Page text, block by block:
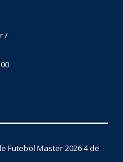
/
Futebol Master 20264 de